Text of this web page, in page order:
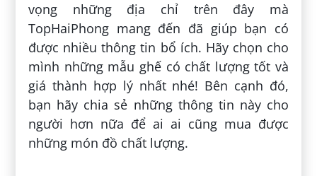
vọng những địa chỉ trên đây mà
TopHaiPhong mang đến đã giúp bạn có
được nhiều thông tin bổ ích. Hãy chọn cho
mình những mẫu ghế có chất lượng tốt và
giá thành hợp lý nhất nhé! Bên cạnh đó,
bạn hãy chia sẻ những thông tin này cho
người hơn nữa để ai ai cũng mua được
những món đồ chất lượng.